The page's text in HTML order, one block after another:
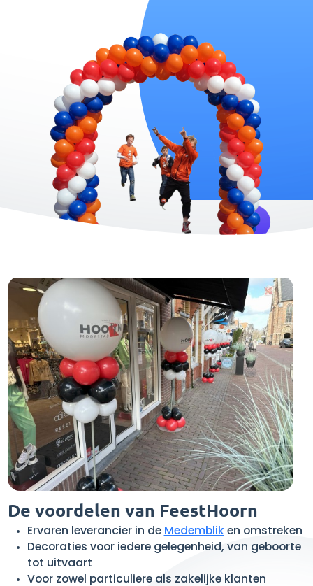
De voordelen van FeestHoorn
Ervaren leverancier in de Medembliken omstreken
Decoraties voor iedere gelegenheid, van geboorte
tot uitvaart
Voor zowel particuliere als zakelijke klanten